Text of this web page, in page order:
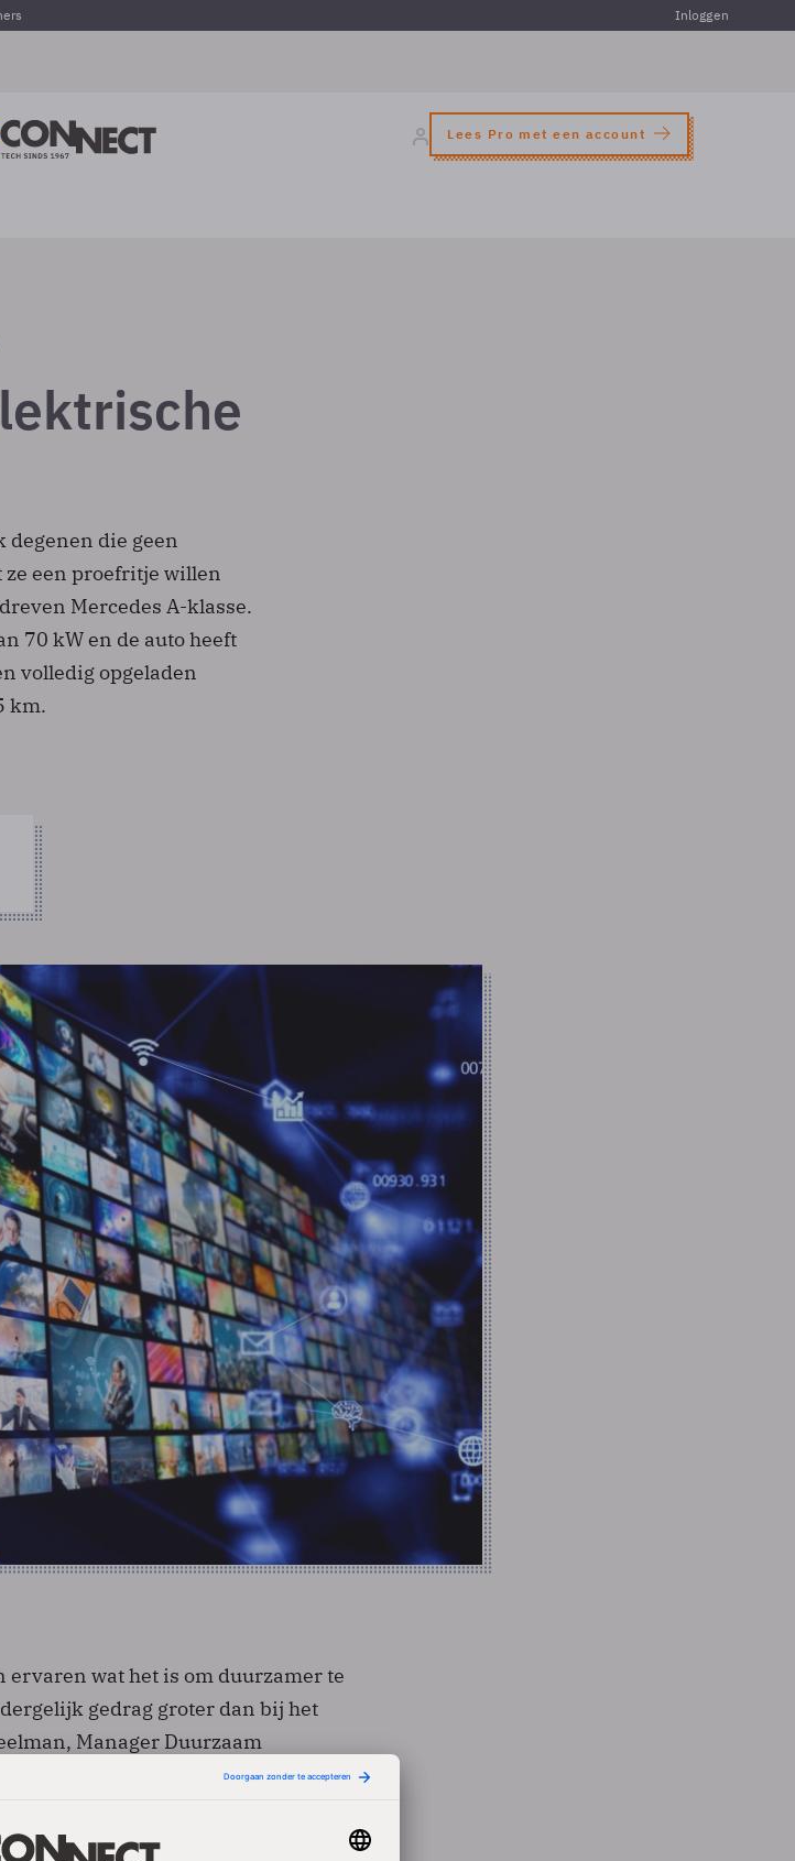
Inloggen
Lees Pro met een account
die geen
een proefritje willen
Mercedes A-klasse.
70 kW en de auto heeft
volledig opgeladen
km.
ervaren wat het is om duurzamer te
gedrag groter dan bij het
Manager Duurzaam
programma waarmee Sogeti in 2011